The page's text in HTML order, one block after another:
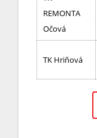
REMONTA
Očová
TK Hriňová